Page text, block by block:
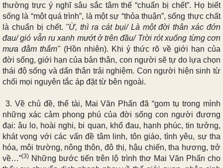
thường trực ý nghĩ sâu sắc tâm thế “chuẩn bị chết”. Họ biết
sống là “một quá trình”, là một sự “thỏa thuận”, sống thực chất
là chuẩn bị chết. "Ừ, thì ra cát bụi/ Là một đời thân xác đớn
đau/ gió vẫn ru xanh mướt ở trên đầu/ Trời rót xuống từng cơn
mưa đằm thắm"(Hồn nhiên). Khi ý thức rõ về giới hạn của
đời sống, giới hạn của bản thân, con người sẽ tự do lựa chọn
thái độ sống và dấn thân trải nghiệm. Con người hiện sinh từ
chối mọi nguyên tắc áp đặt từ bên ngoài.
3. Về chủ đề, thể tài, Mai Văn Phấn đã “gom tụ trong mình
những xác cảm phong phú của đời sống con người đương
đại: âu lo, hoài nghi, bi quan, khổ đau, hạnh phúc, tin tưởng,
khát vọng với các vấn đề tâm linh, tôn giáo, tình yêu, sự tha
hóa, môi trường, nông thôn, đô thị, hậu chiến, tha hương, trở
về…”(3) Những bước tiến trên lộ trình thơ Mai Văn Phấn cho